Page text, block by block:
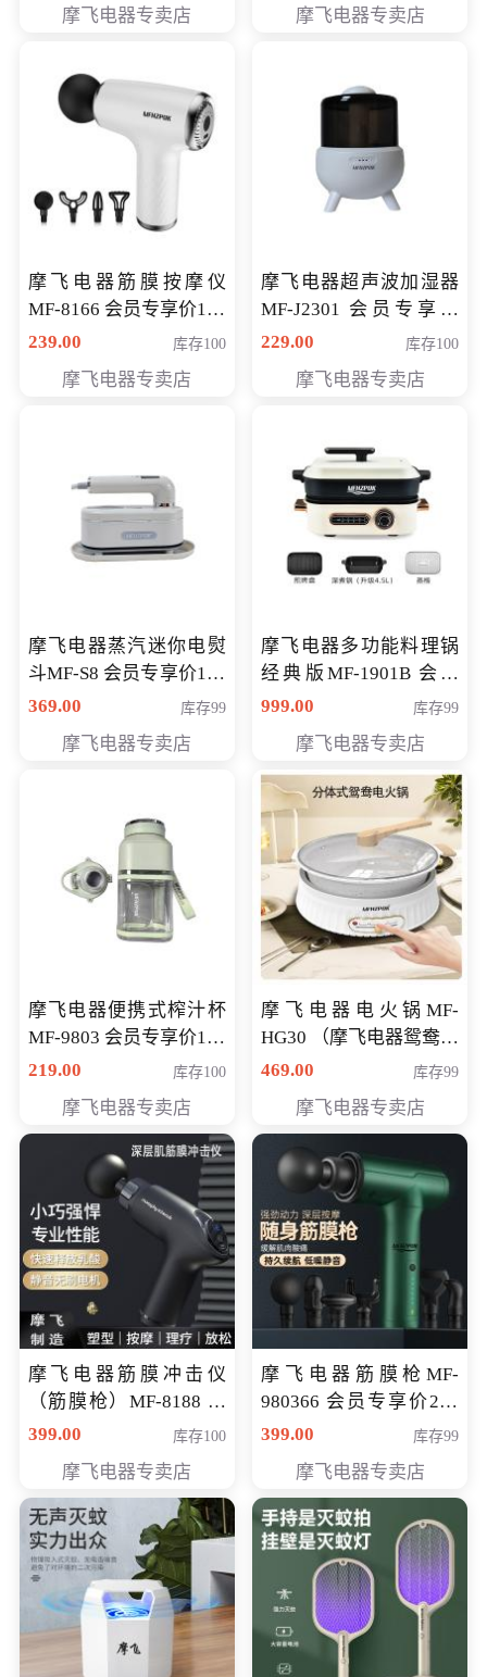
摩飞电器专卖店 摩飞电器专卖店
摩飞电器筋膜按摩仪
MF-8166 会员专享价168
元
239.00 库存100
摩飞电器专卖店
摩飞电器超声波加湿器
MF-J2301 会员专享价
168元
229.00 库存100
摩飞电器专卖店
摩飞电器蒸汽迷你电熨
斗MF-S8 会员专享价168
元
369.00 库存99
摩飞电器专卖店
摩飞电器多功能料理锅
经典版MF-1901B 会员
专享价399元
999.00 库存99
摩飞电器专卖店
摩飞电器便携式榨汁杯
MF-9803 会员专享价138
元
219.00 库存100
摩飞电器专卖店
摩飞电器电火锅MF-
HG30 （摩飞电器鸳鸯锅
MF-HG30 ） 会员专享价
469.00 库存99
摩飞电器专卖店
摩飞电器筋膜冲击仪
（筋膜枪）MF-8188 会
员专享价268元
399.00 库存100
摩飞电器专卖店
摩飞电器筋膜枪MF-
980366 会员专享价299
元
399.00 库存99
摩飞电器专卖店